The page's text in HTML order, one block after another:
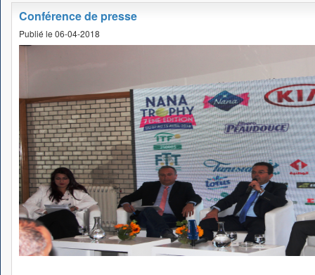
Conférence de presse
Publié le 06-04-2018